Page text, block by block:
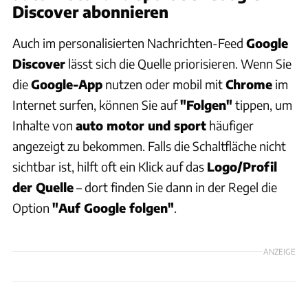
Discover abonnieren
Auch im personalisierten Nachrichten-Feed Google
Discover lässt sich die Quelle priorisieren. Wenn Sie
dieGoogle-App nutzen oder mobil mitChrome im
Internet surfen, können Sie auf"Folgen" tippen, um
Inhalte von auto motor und sport häufiger
angezeigt zu bekommen. Falls die Schaltfläche nicht
sichtbar ist, hilft oft ein Klick auf das Logo/Profil
der Quelle– dort finden Sie dann in der Regel die
Option "Auf Google folgen".
ANZEIGE